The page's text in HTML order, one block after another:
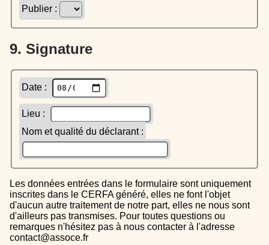
Publier :
9. Signature
Date :
Lieu :
Nom et qualité du déclarant :
Les données entrées dans le formulaire sont uniquement
inscrites dans le CERFA généré, elles ne font l'objet
d'aucun autre traitement de notre part, elles ne nous sont
d'ailleurs pas transmises. Pour toutes questions ou
remarques n'hésitez pas à nous contacter à l'adresse
contact@assoce.fr